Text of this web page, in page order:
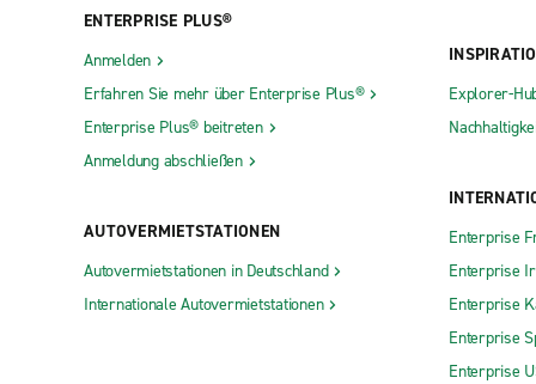
ENTERPRISE PLUS®
Anmelden
Erfahren Sie mehr über Enterprise Plus®
Enterprise Plus® beitreten
Anmeldung abschließen
AUTOVERMIETSTATIONEN
Autovermietstationen in Deutschland
Internationale Autovermietstationen
Explorer-
Enterprise
Enterprise
Enterprise
Enterprise
Enterprise